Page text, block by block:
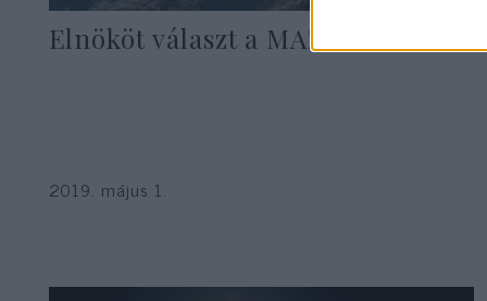
Elnököt választ a MAZSIHISZ
2019. május 1.